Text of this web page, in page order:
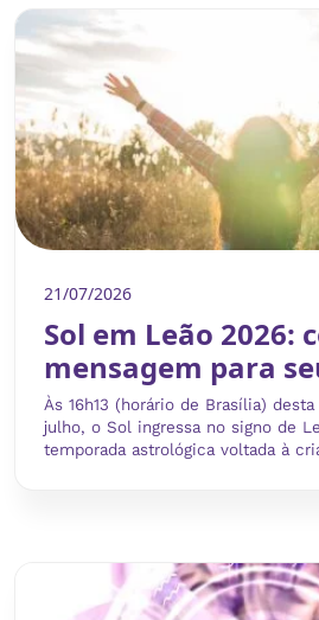
21/07/2026
Sol em Leão 2026:
mensagem para
Às 16h13 (horário de Brasília)
julho, o Sol ingressa no signo de
temporada astrológica voltada à